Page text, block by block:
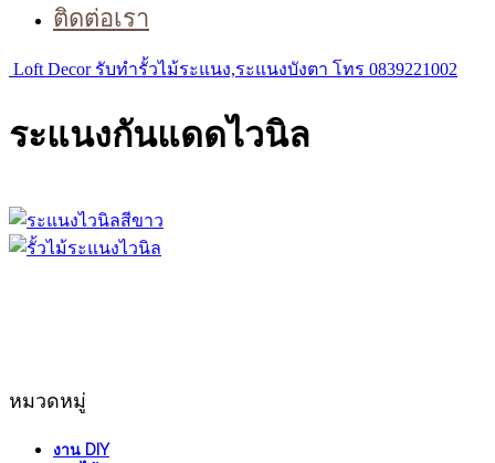
ติดต่อเรา
Loft Decor รับทำรั้วไม้ระแนง,ระแนงบังตา โทร 0839221002
ระแนงกันแดดไวนิล
หมวดหมู่
งาน DIY